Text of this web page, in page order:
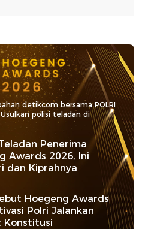
detikcom bersama POLRI
polisi teladan di
Penerima
Awards 2026, Ini
dan Kiprahnya
Hoegeng Awards
Polri Jalankan
Konstitusi